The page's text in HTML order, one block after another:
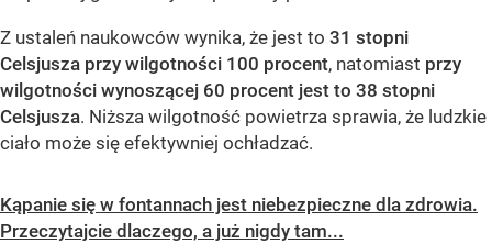
Z ustaleń naukowców wynika, że jest to 31 stopni
Celsjusza przy wilgotności 100 procent, natomiast przy
wilgotności wynoszącej 60 procent jest to 38 stopni
Celsjusza. Niższa wilgotność powietrza sprawia, że ludzkie
ciało może się efektywniej ochładzać.
Kąpanie się w fontannach jest niebezpieczne dla zdrowia.
Przeczytajcie dlaczego, a już nigdy tam...